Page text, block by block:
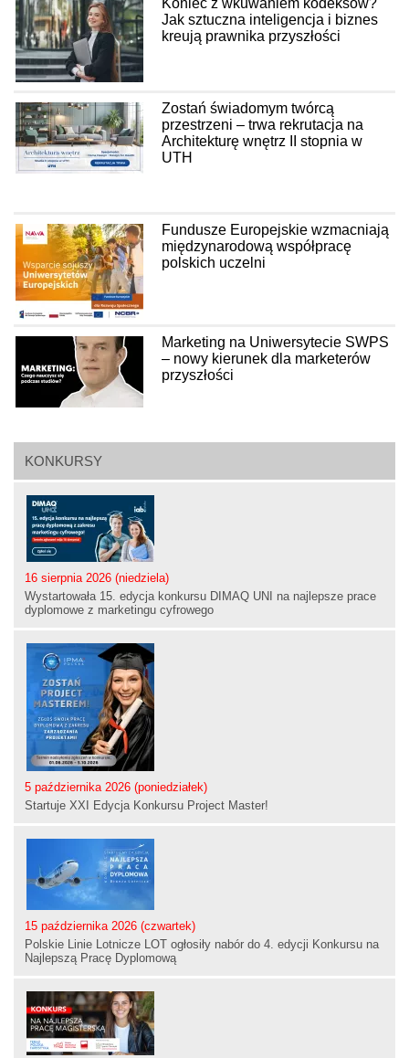
KONKURSY
16 sierpnia 2026 (niedziela)
Wystartowała 15. edycja konkursu DIMAQ UNI na najlepsze prace
dyplomowe z marketingu cyfrowego
5 października 2026 (poniedziałek)
Startuje XXI Edycja Konkursu Project Master!
15 października 2026 (czwartek)
Polskie Linie Lotnicze LOT ogłosiły nabór do 4. edycji Konkursu na
Najlepszą Pracę Dyplomową
Jak sztuczna inteligencja i biznes
kreują prawnika przyszłości
Zostań świadomym twórcą
przestrzeni – trwa rekrutacja na
Architekturę wnętrz II stopnia w
UTH
Fundusze Europejskie wzmacniają
międzynarodową współpracę
polskich uczelni
Marketing na Uniwersytecie SWPS
– nowy kierunek dla marketerów
przyszłości